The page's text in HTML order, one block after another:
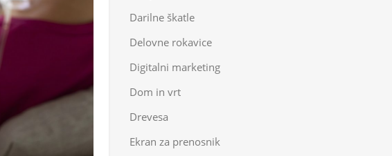
Darilne škatle
Delovne rokavice
Digitalni marketing
Dom in vrt
Drevesa
Ekran za prenosnik